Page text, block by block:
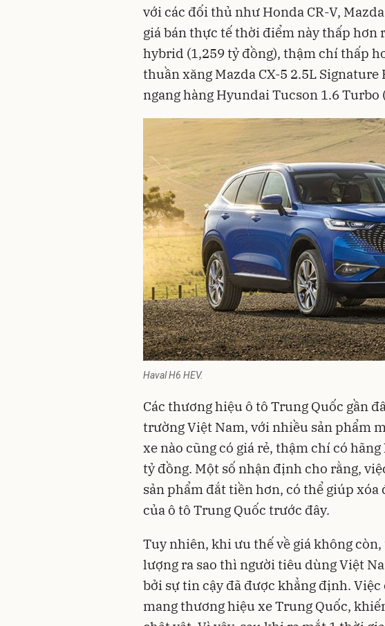
với các đối thủ như Honda CR-V,
giá bán thực tế thời điểm này thấp hơn
hybrid (1,259 tỷ đồng), thậm chí thấp
thuần xăng Mazda CX-5 2.5L
ngang hàng Hyundai Tucson 1.6 Turbo
Haval H6 HEV.
Các thương hiệu ô tô Trung Quốc gần
trường Việt Nam, với nhiều sản phẩm
xe nào cũng có giá rẻ, thậm chí có
tỷ đồng. Một số nhận định cho rằng,
sản phẩm đắt tiền hơn, có thể giúp
của ô tô Trung Quốc trước đây.
Tuy nhiên, khi ưu thế về giá không
lượng ra sao thì người tiêu dùng Việt
bởi sự tin cậy đã được khẳng định.
mang thương hiệu xe Trung Quốc,